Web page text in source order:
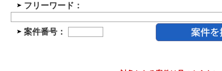
フリーワード：
案件番号：